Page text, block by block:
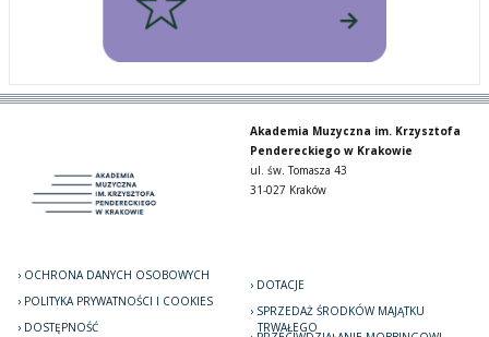
Akademia Muzyczna im. Krzysztofa
Pendereckiego w Krakowie
ul. św. Tomasza 43
31-027 Kraków
OCHRONA DANYCH OSOBOWYCH
POLITYKA PRYWATNOŚCI I COOKIES
DOSTĘPNOŚĆ
DOTACJE
SPRZEDAŻ ŚRODKÓW MAJĄTKU
TRWAŁEGO